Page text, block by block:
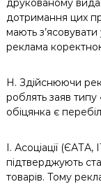
друкованому
дотримання цих
мають
реклама
H. Здійснюючи
роблять заяв
обіцянка є
I. Асоціації (ЄАТА,
підтверджують
товарів. Тому